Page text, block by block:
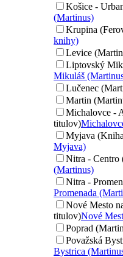
Košice -
(Martinus)
Krupina
knihy)
Levice
Liptovský
Mikuláš
Lučenec
Martin
Michalovce -
titulov)
Myjava
Myjava)
Nitra - Centro
(Martinus)
Nitra -
Promenada
Nové Mesto
titulov)Nové
Poprad
Považská
Bystrica